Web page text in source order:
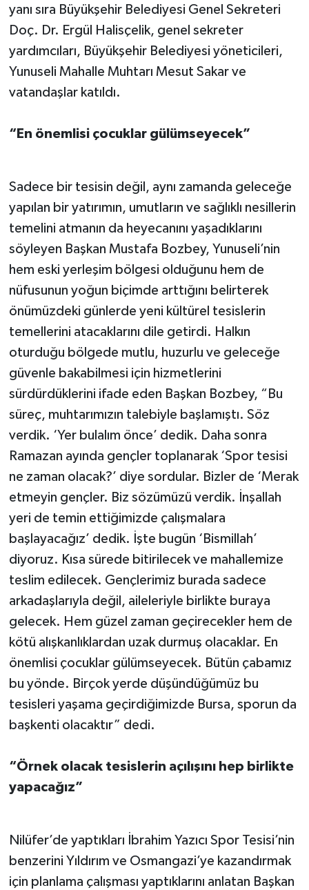
yanı sıra Büyükşehir Belediyesi Genel Sekreteri
Doç. Dr. Ergül Halisçelik, genel sekreter
yardımcıları, Büyükşehir Belediyesi yöneticileri,
Yunuseli Mahalle Muhtarı Mesut Sakar ve
vatandaşlar katıldı.
“En önemlisi çocuklar gülümseyecek”
Sadece bir tesisin değil, aynı zamanda geleceğe
yapılan bir yatırımın, umutların ve sağlıklı nesillerin
temelini atmanın da heyecanını yaşadıklarını
söyleyen Başkan Mustafa Bozbey, Yunuseli’nin
hem eski yerleşim bölgesi olduğunu hem de
nüfusunun yoğun biçimde arttığını belirterek
önümüzdeki günlerde yeni kültürel tesislerin
temellerini atacaklarını dile getirdi. Halkın
oturduğu bölgede mutlu, huzurlu ve geleceğe
güvenle bakabilmesi için hizmetlerini
sürdürdüklerini ifade eden Başkan Bozbey, “Bu
süreç, muhtarımızın talebiyle başlamıştı. Söz
verdik. ‘Yer bulalım önce’ dedik. Daha sonra
Ramazan ayında gençler toplanarak ‘Spor tesisi
ne zaman olacak?’ diye sordular. Bizler de ‘Merak
etmeyin gençler. Biz sözümüzü verdik. İnşallah
yeri de temin ettiğimizde çalışmalara
başlayacağız’ dedik. İşte bugün ‘Bismillah’
diyoruz. Kısa sürede bitirilecek ve mahallemize
teslim edilecek. Gençlerimiz burada sadece
arkadaşlarıyla değil, aileleriyle birlikte buraya
gelecek. Hem güzel zaman geçirecekler hem de
kötü alışkanlıklardan uzak durmuş olacaklar. En
önemlisi çocuklar gülümseyecek. Bütün çabamız
bu yönde. Birçok yerde düşündüğümüz bu
tesisleri yaşama geçirdiğimizde Bursa, sporun da
başkenti olacaktır” dedi.
“Örnek olacak tesislerin açılışını hep birlikte
yapacağız”
Nilüfer’de yaptıkları İbrahim Yazıcı Spor Tesisi’nin
benzerini Yıldırım ve Osmangazi’ye kazandırmak
için planlama çalışması yaptıklarını anlatan Başkan